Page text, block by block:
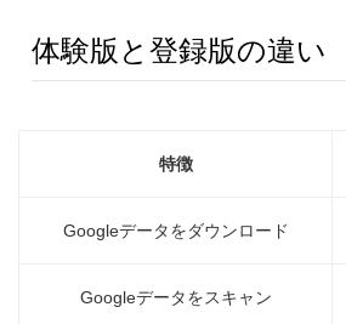
体験版と登録版の違い
特徴
Googleデータをダウンロード
Googleデータをスキャン